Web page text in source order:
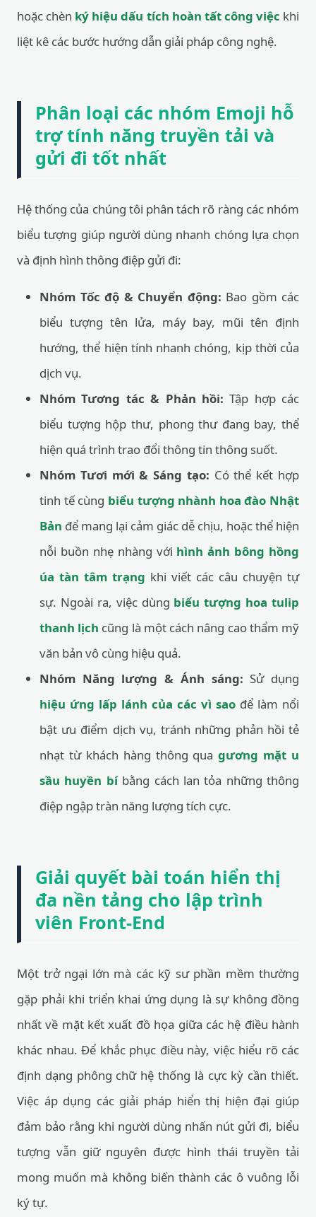
hoặc chèn ký hiệu dấu tích hoàn tất công việc khi
liệt kê các bước hướng dẫn giải pháp công nghệ.
Phân loại các nhóm Emoji hỗ
trợ tính năng truyền tải và
gửi đi tốt nhất
Hệ thống của chúng tôi phân tách rõ ràng các nhóm
biểu tượng giúp người dùng nhanh chóng lựa chọn
và định hình thông điệp gửi đi:
Nhóm Tốc độ & Chuyển động: Bao gồm các
biểu tượng tên lửa, máy bay, mũi tên định
hướng, thể hiện tính nhanh chóng, kịp thời của
dịch vụ.
Nhóm Tương tác & Phản hồi: Tập hợp các
biểu tượng hộp thư, phong thư đang bay, thể
hiện quá trình trao đổi thông tin thông suốt.
Nhóm Tươi mới & Sáng tạo: Có thể kết hợp
tinh tế cùng biểu tượng nhành hoa đào Nhật
Bản để mang lại cảm giác dễ chịu, hoặc thể hiện
nỗi buồn nhẹ nhàng với hình ảnh bông hồng
úa tàn tâm trạng khi viết các câu chuyện tự
sự. Ngoài ra, việc dùng biểu tượng hoa tulip
thanh lịch cũng là một cách nâng cao thẩm mỹ
văn bản vô cùng hiệu quả.
Nhóm Năng lượng & Ánh sáng: Sử dụng
hiệu ứng lấp lánh của các vì sao để làm nổi
bật ưu điểm dịch vụ, tránh những phản hồi tẻ
nhạt từ khách hàng thông quagương mặt u
sầu huyền bíbằng cách lan tỏa những thông
điệp ngập tràn năng lượng tích cực.
Giải quyết bài toán hiển thị
đa nền tảng cho lập trình
viên Front-End
Một trở ngại lớn mà các kỹ sư phần mềm thường
gặp phải khi triển khai ứng dụng là sự không đồng
nhất về mặt kết xuất đồ họa giữa các hệ điều hành
khác nhau. Để khắc phục điều này, việc hiểu rõ các
định dạng phông chữ hệ thống là cực kỳ cần thiết.
Việc áp dụng các giải pháp hiển thị hiện đại giúp
đảm bảo rằng khi người dùng nhấn nút gửi đi, biểu
tượng vẫn giữ nguyên được hình thái truyền tải
mong muốn mà không biến thành các ô vuông lỗi
ký tự.